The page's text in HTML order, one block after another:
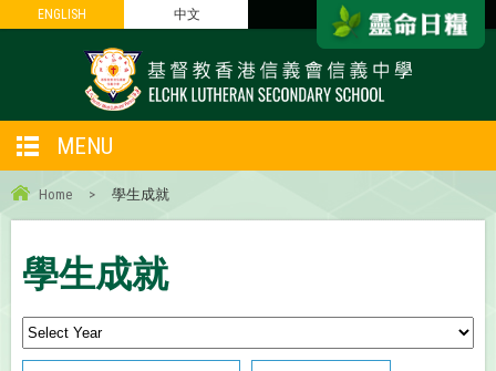
ENGLISH 中文
ENGLISH 中文
MENU
Home > 學生成就
學生成就